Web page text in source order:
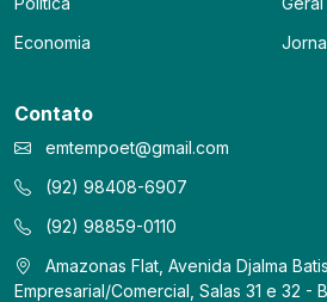
Economia
Contato
emtempoet@gmail.com
(92) 98408-6907
(92) 98859-0110
Amazonas Flat, Avenida Djalma
Empresarial/Comercial, Salas 31 e 32 -